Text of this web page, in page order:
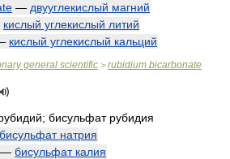
— двууглекислый магний
кислый углекислый литий
кислый углекислый кальций
general scientific > rubidium bicarbonate
бисульфат рубидия
бисульфат натрия
— бисульфат калия